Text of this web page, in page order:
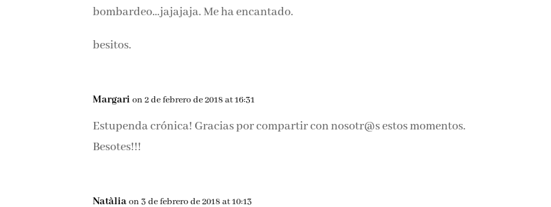
bombardeo…jajajaja. Me ha encantado.
besitos.
Margari on 2 de febrero de 2018 at 16:31
Estupenda crónica! Gracias por compartir con nosotr@s estos momentos.
Besotes!!!
Natàlia on 3 de febrero de 2018 at 10:13